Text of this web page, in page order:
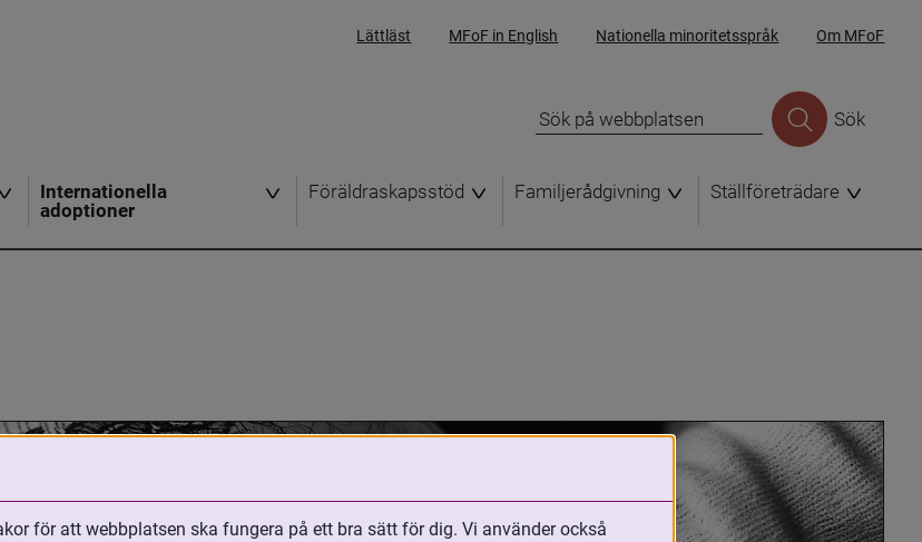
Lättläst MFoF in English Nationella minoritetsspråk Om MFoF
Sök
Internationella
adoptioner
Föräldraskapsstöd Familjerådgivning Ställföreträdare
för att webbplatsen ska fungera på ett bra sätt för dig. Vi använder också